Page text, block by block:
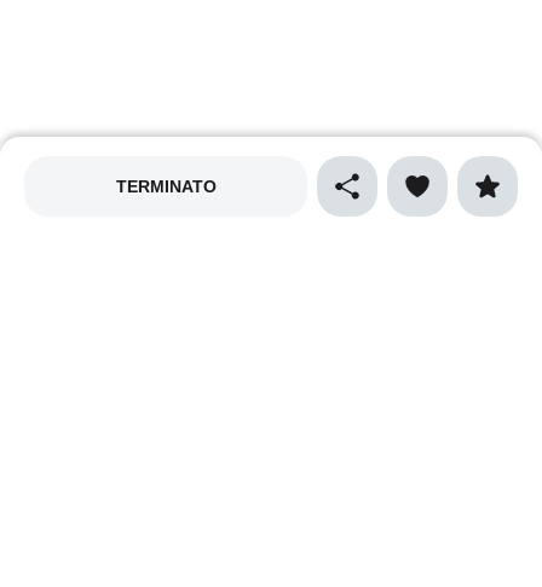
TERMINATO